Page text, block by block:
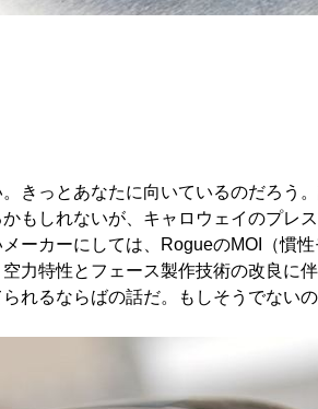
きっとあなたに向いているのだろう
もしれないが、キャロウェイのプレ
ーカーにしては、RogueのMOI（慣
力特性とフェース製作技術の改良に
れるならばの話だ。もしそうでない